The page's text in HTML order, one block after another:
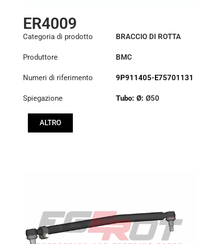
ER4009
Categoria di prodotto BRACCIO DI ROTTA
Produttore BMC
Numeri di riferimento 9P911405-E75701131
Spiegazione Tubo: Ø: Ø50
ALTRO